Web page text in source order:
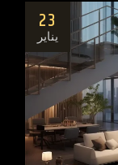
23
يناير